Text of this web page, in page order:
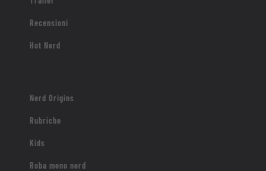
Recensioni
Hot Nerd
Nerd Origins
Rubriche
Kids
Roba meno nerd